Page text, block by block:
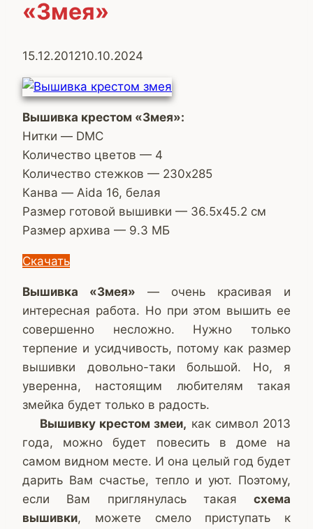
«Змея»
15.12.201210.10.2024
Вышивка крестом «Змея»:
Нитки — DMC
Количество цветов — 4
Количество стежков — 230х285
Канва — Aida 16, белая
Размер готовой вышивки — 36.5х45.2 см
Размер архива — 9.3 МБ
Скачать
Вышивка «Змея» — очень красивая и
интересная работа. Но при этом вышить ее
совершенно несложно. Нужно только
терпение и усидчивость, потому как размер
вышивки довольно-таки большой. Но, я
уверенна, настоящим любителям такая
змейка будет только в радость.
Вышивку крестом змеи, как символ 2013
года, можно будет повесить в доме на
самом видном месте. И она целый год будет
дарить Вам счастье, тепло и уют. Поэтому,
если Вам приглянулась такая схема
вышивки, можете смело приступать к